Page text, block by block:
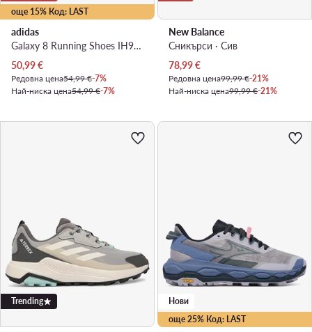
още 15% Код: LAST
adidas
Galaxy 8 Running Shoes IH9796 · Маратонки за бягане
Актуална цена
50,99€
Редовна цена54,99 €-7%
Най-ниска цена54,99 €-7%
New Balance
Сникърси · Сив
Актуална цена
78,99€
Редовна цена99,99 €-21%
Най-ниска цена99,99 €-21%
Trending
още 25% Код: LAST
Нови